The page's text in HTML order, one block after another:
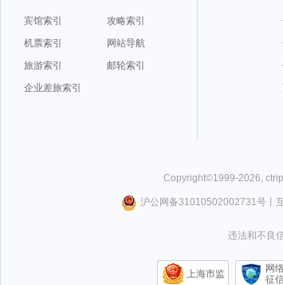
宾馆索引
攻略索引
机票索引
网站导航
旅游索引
邮轮索引
企业差旅索引
Copyright©1999-2026,
沪公网备31010502002731号丨
违法和不良
上海市监
网
征